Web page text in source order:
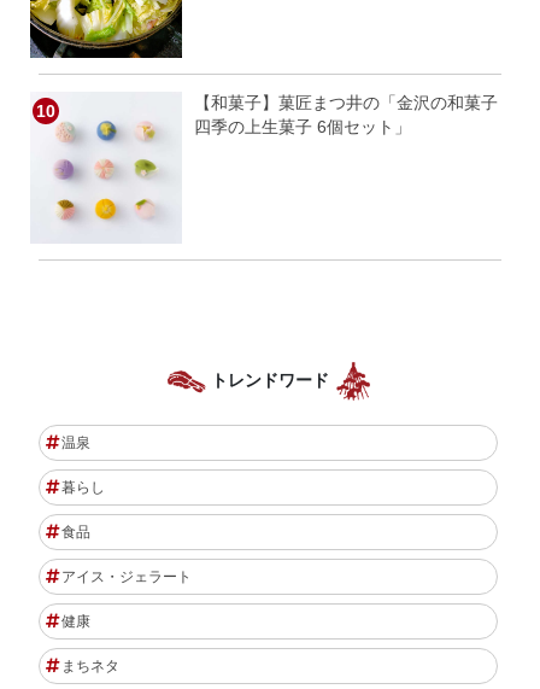
【和菓子】菓匠まつ井の「金沢の和菓子
四季の上生菓子 6個セット」
トレンドワード
温泉
暮らし
食品
アイス・ジェラート
健康
まちネタ